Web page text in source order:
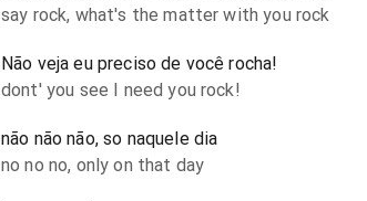
say rock, what's the matter with you rock
Não veja eu preciso de você rocha!
dont' you see I need you rock!
não não não, so naquele dia
no no no, only on that day